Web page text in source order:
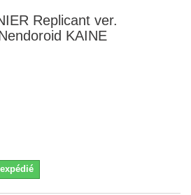
Replicant ver.
KAINE